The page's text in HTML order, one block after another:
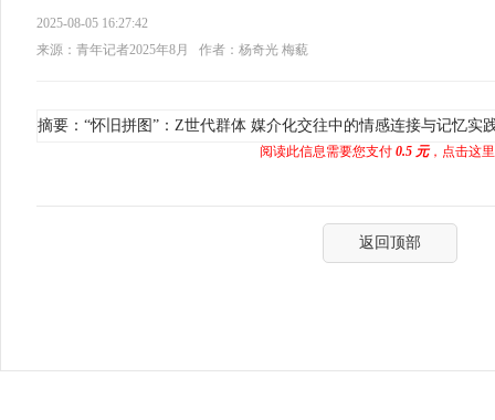
2025-08-05 16:27:42
来源：青年记者2025年8月
作者：杨奇光 梅藐
摘要：“怀旧拼图”：Z世代群体 媒介化交往中的情感连接与记忆实
阅读此信息需要您支付 0.5 元，点击这
返回顶部